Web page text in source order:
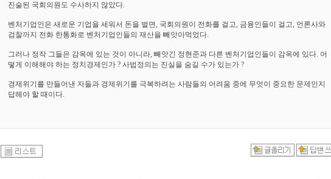
진술된 국회의원도 수사하지 않았다.
벤처기업인은 새로운 기업을 세워서 돈을 벌면, 국회의원이 전화를 걸고, 금융인들이 걸고, 언론사와
검찰까지 전화 한통화로 벤처기업인들의 재산을 빼앗아먹었다.
그러나 정작 그들은 감옥에 있는 것이 아니라, 빼앗긴 정현준과 다른 벤처기업인들이 감옥에 있다. 어
떻게 이해해야 하는 정치경제인가 ? 사법정의는 진실을 숨길 수가 있는가 ?
경제위기를 만들어낸 자들과 경제위기를 극복하려는 사람들의 어려움 중에 무엇이 중요한 문제인지
답해야 할 때이다.